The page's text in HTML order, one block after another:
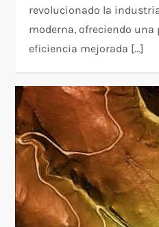
revolucionado la
moderna, ofreciendo
eficiencia mejorada […]